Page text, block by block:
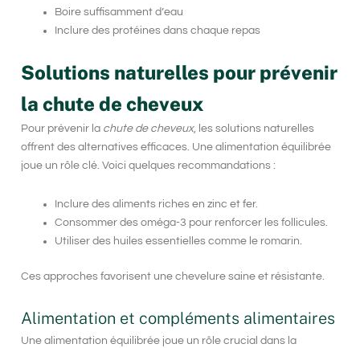
Boire suffisamment d’eau
Inclure des protéines dans chaque repas
Solutions naturelles pour prévenir
la chute de cheveux
Pour prévenir la chute de cheveux, les solutions naturelles
offrent des alternatives efficaces. Une alimentation équilibrée
joue un rôle clé. Voici quelques recommandations :
Inclure des aliments riches en zinc et fer.
Consommer des oméga-3 pour renforcer les follicules.
Utiliser des huiles essentielles comme le romarin.
Ces approches favorisent une chevelure saine et résistante.
Alimentation et compléments alimentaires
Une alimentation équilibrée joue un rôle crucial dans la